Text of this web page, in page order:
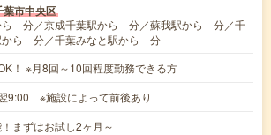
葉市中央区
---分／京成千葉駅から---分／蘇我駅から---分／千
ら---分／千葉みなと駅から---分
！ ※月8回～10回程度勤務できる方
9:00 ※施設によって前後あり
まずはお試し2ヶ月～